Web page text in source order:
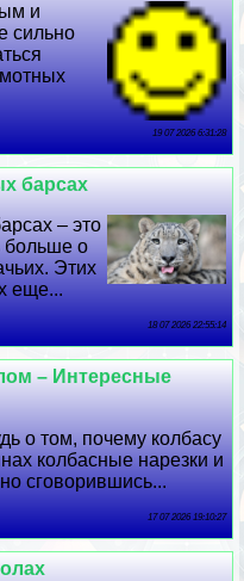
и
сильно
19 07 2026 6:31:28
барсах
– это
больше о
Этих
еще...
18 07 2026 22:55:14
– Интересные
о том, почему колбасу
колбасные нарезки и
сговорившись...
17 07 2026 19:10:27